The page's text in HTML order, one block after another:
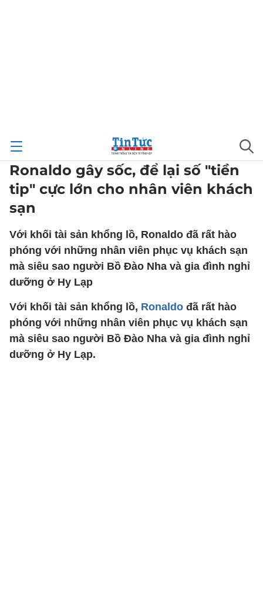
Ronaldo gây sốc, để lại số "tiền
tip" cực lớn cho nhân viên khách
sạn
Với khối tài sản khổng lồ, Ronaldo đã rất hào
phóng với những nhân viên phục vụ khách sạn
mà siêu sao người Bồ Đào Nha và gia đình nghỉ
dưỡng ở Hy Lạp
Với khối tài sản khổng lồ, Ronaldo đã rất hào
phóng với những nhân viên phục vụ khách sạn
mà siêu sao người Bồ Đào Nha và gia đình nghỉ
dưỡng ở Hy Lạp.